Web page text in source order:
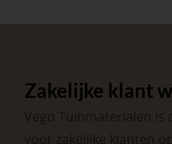
Zakelijke klant
Vego Tuinmaterialen is
voor zakelijke klanten